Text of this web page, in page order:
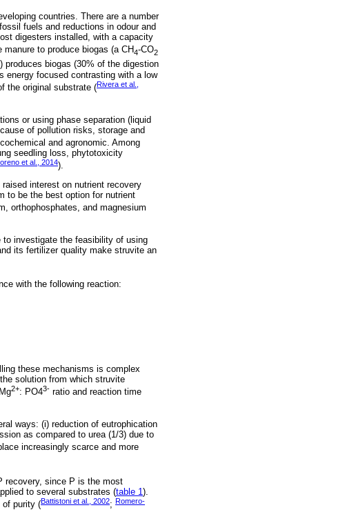
countries. There are a number
fuels and reductions in odour and
digesters installed, with a capacity
to produce biogas (a CH4-CO2
produces biogas (30% of the digestion
energy focused contrasting with a low
the original substrate (Rivera et al.,
or using phase separation (liquid
of pollution risks, storage and
and agronomic. Among
seedling loss, phytotoxicity
et al., 2014).
interest on nutrient recovery
to be the best option for nutrient
orthophosphates, and magnesium
investigate the feasibility of using
its fertilizer quality make struvite an
with the following reaction:
these mechanisms is complex
solution from which struvite
2+: PO43- ratio and reaction time
ways: (i) reduction of eutrophication
as compared to urea (1/3) due to
increasingly scarce and more
recovery, since P is the most
to several substrates (table 1 ).
of purity (Battistoni et al., 2002; Romero-